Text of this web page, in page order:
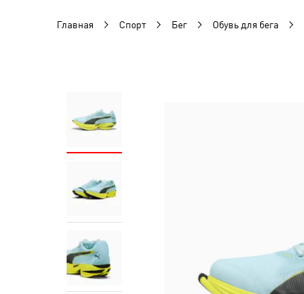
Главная Спорт Бег Обувь для бега